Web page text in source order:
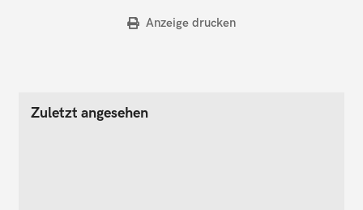
Anzeige drucken
Zuletzt angesehen